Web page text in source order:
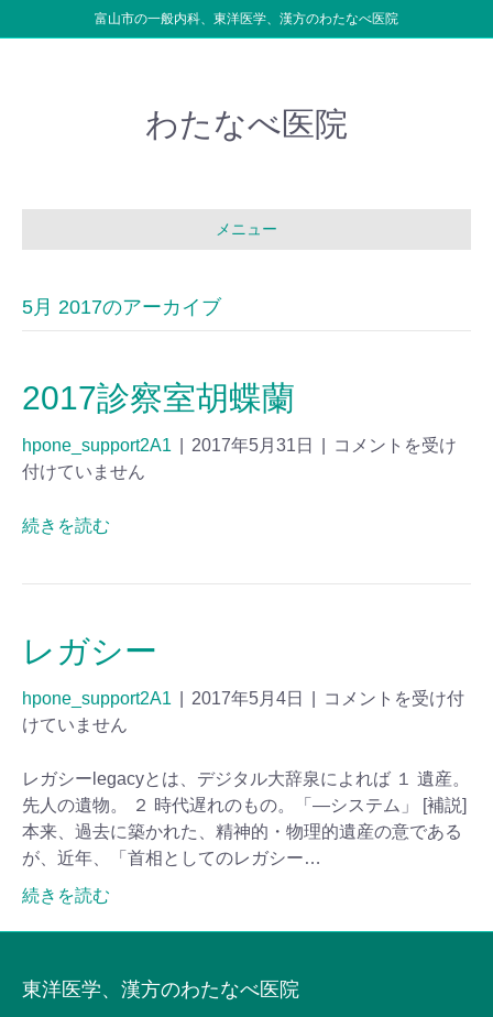
富山市の一般内科、東洋医学、漢方のわたなべ医院
わたなべ医院
メニュー
5月 2017のアーカイブ
2017診察室胡蝶蘭
hpone_support2A1 2017年5月31日
コメントを受け
付けていません
続きを読む
レガシー
hpone_support2A1 2017年5月4日
コメントを受け付
けていません
レガシーlegacyとは、デジタル大辞泉によれば １ 遺産。
先人の遺物。 ２ 時代遅れのもの。「―システム」 [補説]
本来、過去に築かれた、精神的・物理的遺産の意である
が、近年、「首相としてのレガシー…
続きを読む
東洋医学、漢方のわたなべ医院